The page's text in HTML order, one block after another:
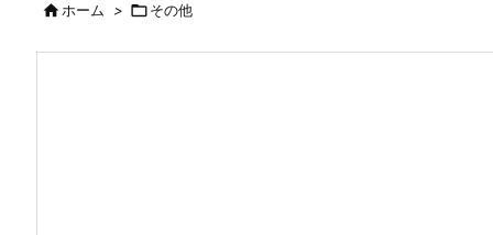
ホーム > その他